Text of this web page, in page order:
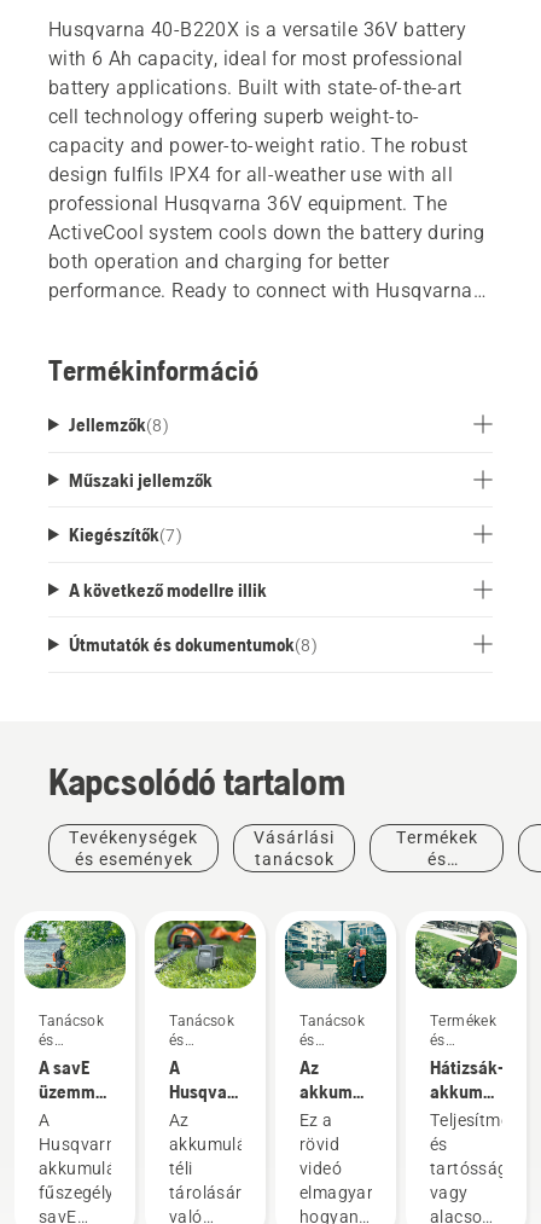
Husqvarna 40-B220X is a versatile 36V battery
with 6 Ah capacity, ideal for most professional
battery applications. Built with state-of-the-art
cell technology offering superb weight-to-
capacity and power-to-weight ratio. The robust
design fulfils IPX4 for all-weather use with all
professional Husqvarna 36V equipment. The
ActiveCool system cools down the battery during
both operation and charging for better
performance. Ready to connect with Husqvarna
Termékinformáció
Jellemzők(8)
Műszaki jellemzők
Kiegészítők(7)
A következő modellre illik
Útmutatók és dokumentumok(8)
Kapcsolódó tartalom
Tevékenységek
és események
Vásárlási
tanácsok
Termékek
és
Tanácsok
és
útmutatók
A savE
üzemmód
használata
az
akkumulátoros
fűszegélyvágón
A
Husqvarna
akkumulátoros
fűszegélyvágók
savE
Tanácsok
és
útmutatók
A
Husqvarna
akkumulátor
téli
tárolása
Az
akkumulátorok
téli
tárolására
való
Tanácsok
és
útmutatók
Az
akkumulátor-
hátizsák
helyes
felhelyezése
és
beigazítása
Ez a
rövid
videó
elmagyarázza,
hogyan
Termékek
és
innovációk
Hátizsák-
akkumulátor:
A kézi
szerszámok
forradalma
Teljesítmény
és
tartósság
vagy
alacsony